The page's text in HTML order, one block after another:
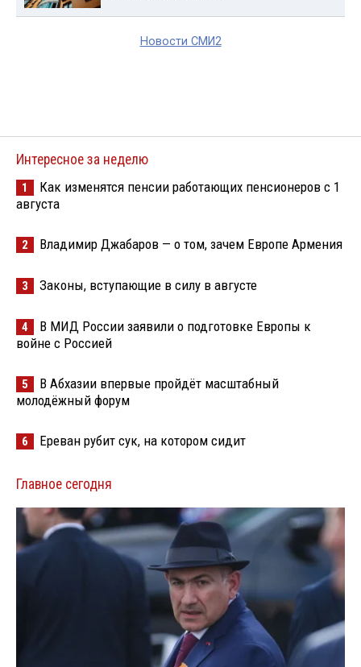
Новости СМИ2
Интересное за неделю
1
Как изменятся пенсии работающих пенсионеров с 1
августа
2 Владимир Джабаров — о том, зачем Европе Армения
3 Законы, вступающие в силу в августе
4
В МИД России заявили о подготовке Европы к
войне с Россией
5
В Абхазии впервые пройдёт масштабный
молодёжный форум
6 Ереван рубит сук, на котором сидит
Главное сегодня